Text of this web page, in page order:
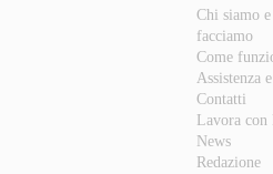
Chi siamo e
facciamo
Come
Assistenza
Contatti
Lavora con
News
Redazione